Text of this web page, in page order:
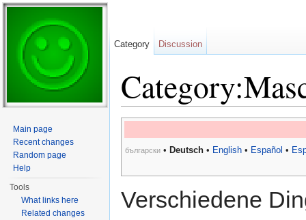
български • Deutsch • English • Español •
Verschiedene
Category Discussion
Main page
Recent changes
Random page
Help
Tools
What links here
Related changes